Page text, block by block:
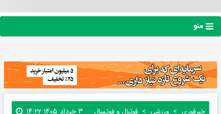
منو
خبرفوری ورزشی فوتبال و فوتسال